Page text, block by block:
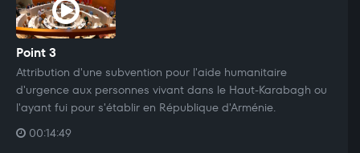
Point 3
Attribution d'une subvention pour l'aide humanitaire
d'urgence aux personnes vivant dans le Haut-Karabagh ou
l'ayant fui pour s'établir en République d'Arménie.
00:14:49